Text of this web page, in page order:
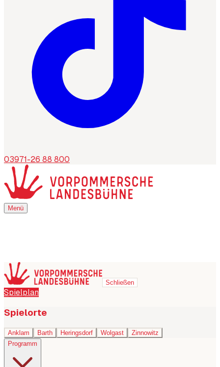
03971-26 88 800
Menü
Menü
Schließen
Spielplan
Spielorte
Anklam Barth Heringsdorf Wolgast
Zinnowitz
Programm